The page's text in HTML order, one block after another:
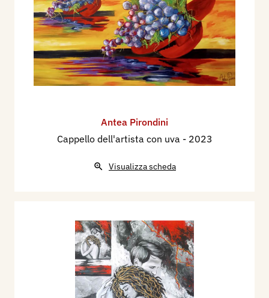
Antea Pirondini
Cappello dell'artista con uva - 2023
Visualizza scheda